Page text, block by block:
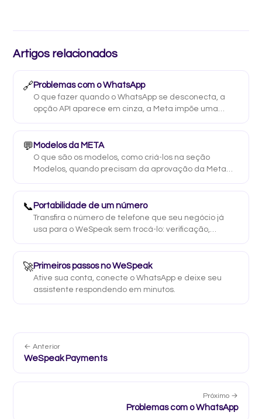
Artigos relacionados
🔗Problemas com o WhatsApp
O que fazer quando o WhatsApp se desconecta, a
opção API aparece em cinza, a Meta impõe uma
para de responder.
💬 Modelos da META
O que são os modelos, como criá-los na seção
Modelos, quando precisam da aprovação da Meta
por que às vezes não são entregues.
📞 Portabilidade de um número
Transfira o número de telefone que seu negócio já
usa para o WeSpeak sem trocá-lo: verificação,
acompanhamento até a portabilidade.
🚀Primeiros passos no WeSpeak
Ative sua conta, conecte o WhatsApp e deixe seu
assistente respondendo em minutos.
← Anterior
WeSpeak Payments
Próximo →
Problemas com o WhatsApp